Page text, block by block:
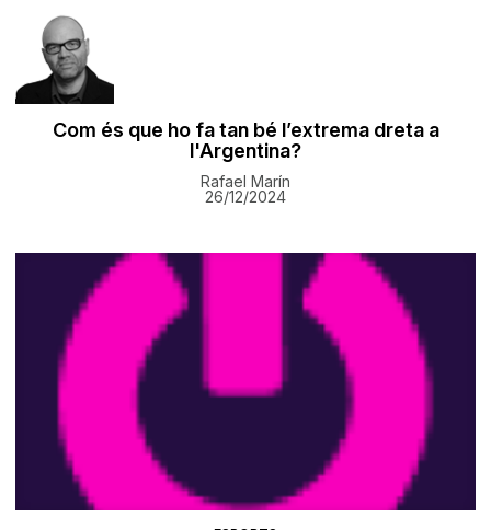
Com és que ho fa tan bé l’extrema dreta a
l'Argentina?
Rafael Marín
26/12/2024